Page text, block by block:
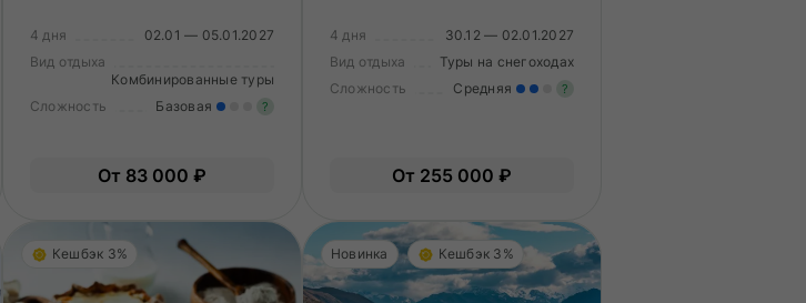
4 дня
02.01 — 05.01.2027
Вид отдыха
Комбинированные туры
Сложность
Базовая ?
Опыт не нужен.
От 83 000 ₽
4 дня
30.12 — 02.01.2027
Вид отдыха
Туры на снегоходах
Сложность
Средняя ?
От 255 000 ₽
Кешбэк 3% Новинка Кешбэк 3%